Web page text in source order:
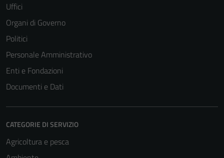
Uffici
Organi di Governo
Politici
Personale Amministrativo
Enti e Fondazioni
Documenti e Dati
CATEGORIE DI SERVIZIO
Agricoltura e pesca